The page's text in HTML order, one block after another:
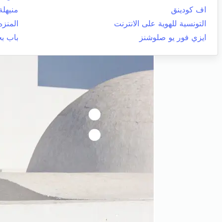
اف كودينق
التونسية للهوية على الانترنت
ايزي فور يو صلوشنز
باب